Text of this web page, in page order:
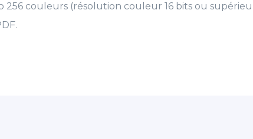
256 couleurs (résolution couleur 16 bits ou